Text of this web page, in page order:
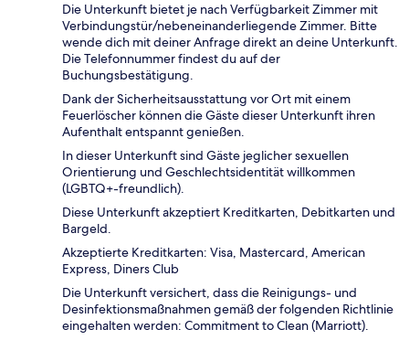
Die Unterkunft bietet je nach Verfügbarkeit Zimmer mit
Verbindungstür/nebeneinanderliegende Zimmer. Bitte
wende dich mit deiner Anfrage direkt an deine Unterkunft.
Die Telefonnummer findest du auf der
Buchungsbestätigung.
Dank der Sicherheitsausstattung vor Ort mit einem
Feuerlöscher können die Gäste dieser Unterkunft ihren
Aufenthalt entspannt genießen.
In dieser Unterkunft sind Gäste jeglicher sexuellen
Orientierung und Geschlechtsidentität willkommen
(LGBTQ+-freundlich).
Diese Unterkunft akzeptiert Kreditkarten, Debitkarten und
Bargeld.
Akzeptierte Kreditkarten: Visa, Mastercard, American
Express, Diners Club
Die Unterkunft versichert, dass die Reinigungs- und
Desinfektionsmaßnahmen gemäß der folgenden Richtlinie
eingehalten werden: Commitment to Clean (Marriott).